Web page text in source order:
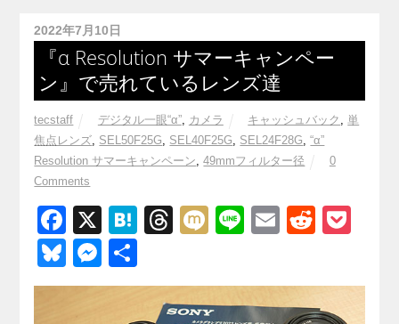
2022年7月10日
『α Resolution サマーキャンペー
ン』で売れているレンズ達
tecstaff デジタル一眼“α”, カメラ キャッシュバック ,単
焦点レンズ, SEL50F25G, SEL40F25G, SEL24F28G,“α”
Resolution サマーキャンペーン,49mmフィルター径
0
Comments
F
a
c
X
H
e
T
e
a
M
Li
e
E
ail
R
d
di
ck
Bl
u
M
e
有